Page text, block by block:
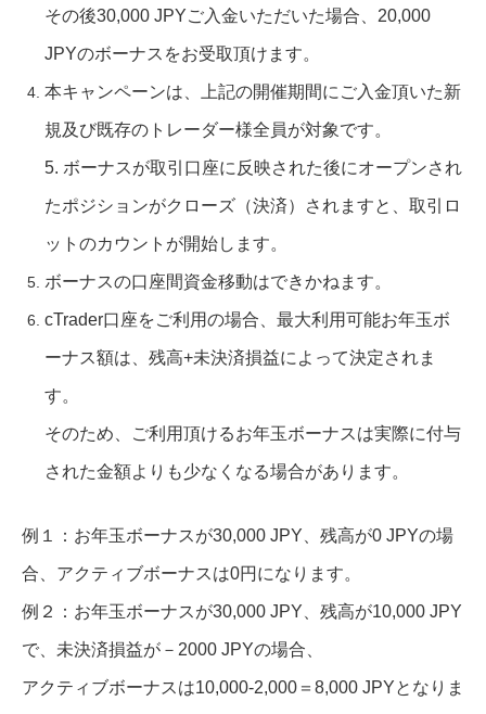
その後30,000 JPYご入金いただいた場合、20,000
JPYのボーナスをお受取頂けます。
本キャンペーンは、上記の開催期間にご入金頂いた新
規及び既存のトレーダー様全員が対象です。
5. ボーナスが取引口座に反映された後にオープンされ
たポジションがクローズ（決済）されますと、取引ロ
ットのカウントが開始します。
ボーナスの口座間資金移動はできかねます。
cTrader口座をご利用の場合、最大利用可能お年玉ボ
ーナス額は、残高+未決済損益によって決定されま
す。
そのため、ご利用頂けるお年玉ボーナスは実際に付与
された金額よりも少なくなる場合があります。
例１：お年玉ボーナスが30,000 JPY、残高が0 JPYの場
合、アクティブボーナスは0円になります。
例２：お年玉ボーナスが30,000 JPY、残高が10,000 JPY
で、未決済損益が－2000 JPYの場合、
アクティブボーナスは10,000-2,000＝8,000 JPYとなりま